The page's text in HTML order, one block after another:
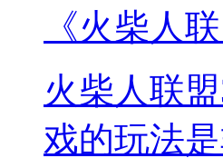
《火柴人
火柴人联
戏的玩法